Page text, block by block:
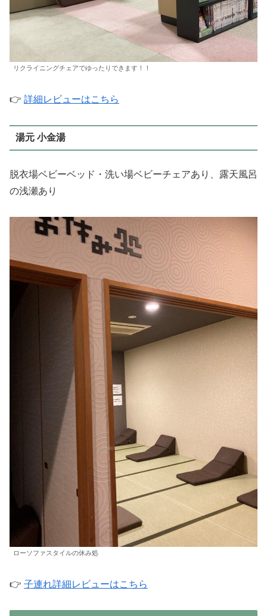
リクライニングチェアでゆったりできます！！
👉 詳細レビューはこちら
湯元 小金湯
脱衣場ベビーベッド・洗い場ベビーチェアあり、露天風呂
の浅瀬あり
ローソファスタイルの休み処
👉 子連れ詳細レビューはこちら